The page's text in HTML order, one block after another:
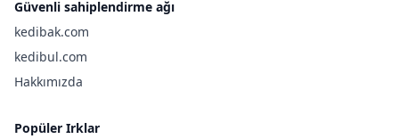
Güvenli sahiplendirme ağı
kedibak.com
kedibul.com
Hakkımızda
Popüler Irklar